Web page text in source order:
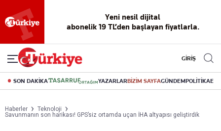
Yeni nesil dijital
abonelik 19 TL’den başlayan fiyatlarla.
GİRİŞ
SON DAKİKA YAZARLARBİZİM SAYFAGÜNDEMPOLİTİKA
Haberler
Teknoloji
Savunmanın son harikası! GPS’siz ortamda uçan İHA altyapısı geliştirdik